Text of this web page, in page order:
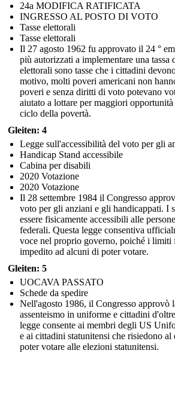
24a MODIFICA RATIFICATA
INGRESSO AL POSTO DI VOTO
Tasse elettorali
Tasse elettorali
Il 27 agosto 1962 fu approvato il 24 °
più autorizzati a implementare una
elettorali sono tasse che i cittadini
motivo, molti poveri americani non
poveri e senza diritti di voto potevano
aiutato a lottare per maggiori
ciclo della povertà.
Gleiten: 4
Legge sull'accessibilità del voto per gli
Handicap Stand accessibile
Cabina per disabili
2020 Votazione
2020 Votazione
Il 28 settembre 1984 il Congresso
voto per gli anziani e gli handicappati. I
essere fisicamente accessibili alle
federali. Questa legge consentiva
voce nel proprio governo, poiché i limiti
impedito ad alcuni di poter votare.
Gleiten: 5
UOCAVA PASSATO
Schede da spedire
Nell'agosto 1986, il Congresso approvò
assenteismo in uniforme e cittadini
legge consente ai membri degli US
e ai cittadini statunitensi che risiedono
poter votare alle elezioni statunitensi.